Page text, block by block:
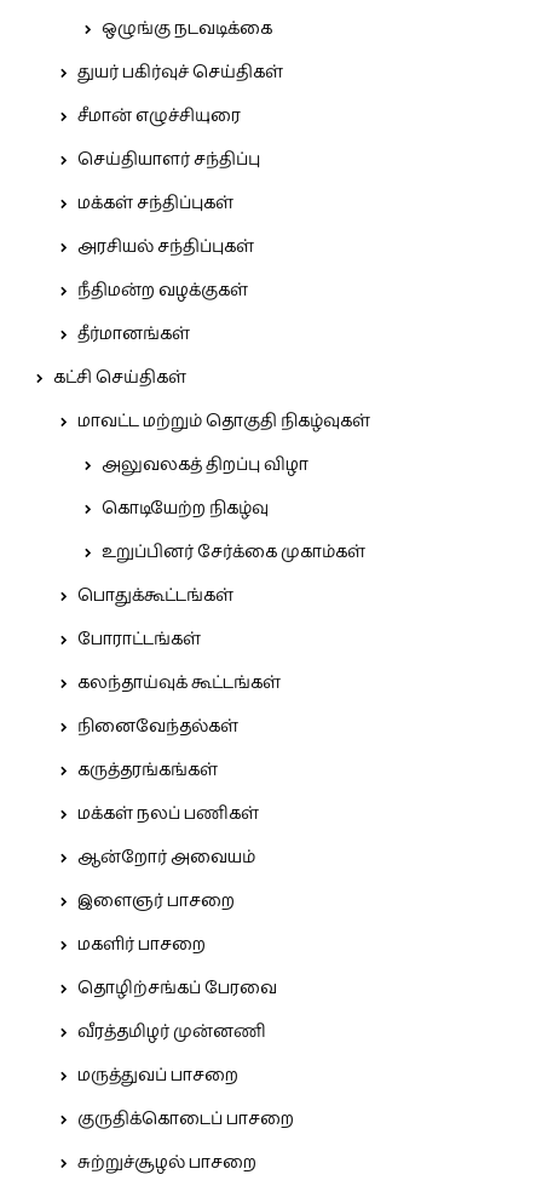
ஒழுங்கு நடவடிக்கை
துயர் பகிர்வுச் செய்திகள்
சீமான் எழுச்சியுரை
செய்தியாளர் சந்திப்பு
மக்கள் சந்திப்புகள்
அரசியல் சந்திப்புகள்
நீதிமன்ற வழக்குகள்
தீர்மானங்கள்
கட்சி செய்திகள்
மாவட்ட மற்றும் தொகுதி நிகழ்வுகள்
அலுவலகத் திறப்பு விழா
கொடியேற்ற நிகழ்வு
உறுப்பினர் சேர்க்கை முகாம்கள்
பொதுக்கூட்டங்கள்
போராட்டங்கள்
கலந்தாய்வுக் கூட்டங்கள்
நினைவேந்தல்கள்
கருத்தரங்கங்கள்
மக்கள் நலப் பணிகள்
ஆன்றோர் அவையம்
இளைஞர் பாசறை
மகளிர் பாசறை
தொழிற்சங்கப் பேரவை
வீரத்தமிழர் முன்னணி
மருத்துவப் பாசறை
குருதிக்கொடைப் பாசறை
சுற்றுச்சூழல் பாசறை